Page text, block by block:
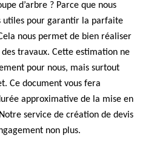
d’arbre ? Parce que nous
utiles pour garantir la parfaite
nous permet de bien réaliser
travaux. Cette estimation ne
pour nous, mais surtout
Ce document vous fera
approximative de la mise en
service de création de devis
non plus.